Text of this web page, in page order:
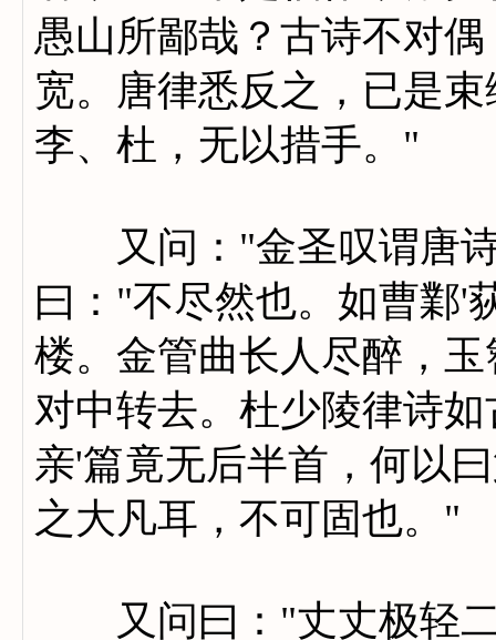
愚山所鄙哉？古诗不对
宽。唐律悉反之，已是
李、杜，无以措手。"
又问："金圣叹谓唐诗
曰："不尽然也。如曹鄴'
楼。金管曲长人尽醉，
对中转去。杜少陵律诗
亲'篇竟无后半首，何以
之大凡耳，不可固也。"
又问曰："丈丈极轻二